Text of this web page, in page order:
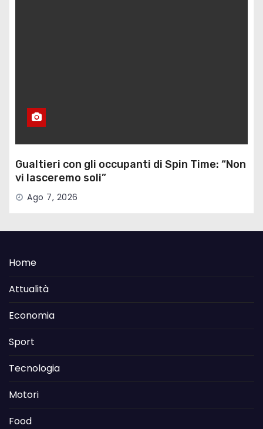
Gualtieri con gli occupanti di Spin Time: “Non
vi lasceremo soli”
Ago 7, 2026
Home
Attualità
Economia
Sport
Tecnologia
Motori
Food